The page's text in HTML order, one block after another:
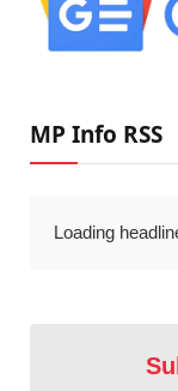
MP Info RSS
Loading